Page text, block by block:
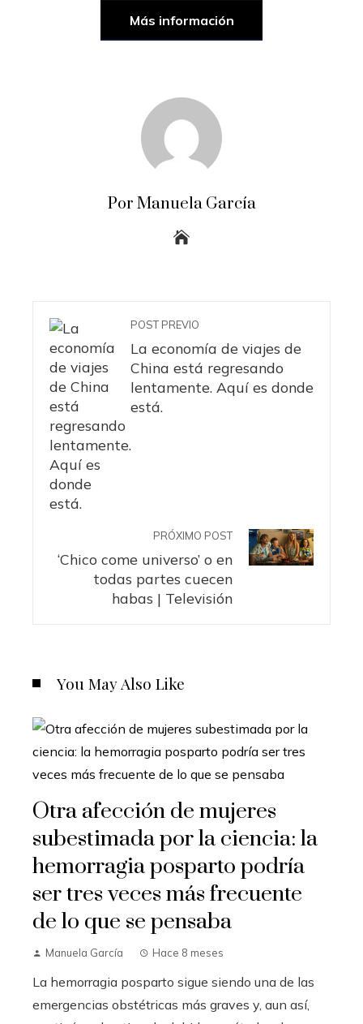
Más información
Por Manuela García
POST PREVIO
La economía de viajes de
China está regresando
lentamente. Aquí es donde
está.
PRÓXIMO POST
‘Chico come universo’ o en
todas partes cuecen
habas | Televisión
You May Also Like
Otra afección de mujeres
subestimada por la ciencia: la
hemorragia posparto podría
ser tres veces más frecuente
de lo que se pensaba
Manuela García Hace 8 meses
La hemorragia posparto sigue siendo una de las
emergencias obstétricas más graves y, aun así,